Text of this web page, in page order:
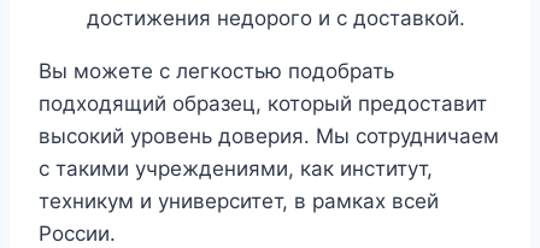
достижения недорого и с доставкой.
Вы можете с легкостью подобрать
подходящий образец, который предоставит
высокий уровень доверия. Мы сотрудничаем
с такими учреждениями, как институт,
техникум и университет, в рамках всей
России.